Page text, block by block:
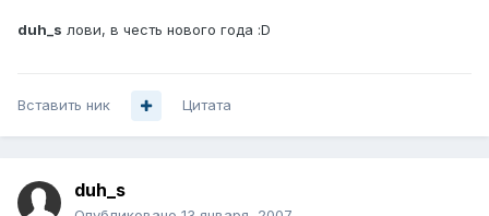
duh_s лови, в честь нового года :D
Вставить ник Цитата
duh_s